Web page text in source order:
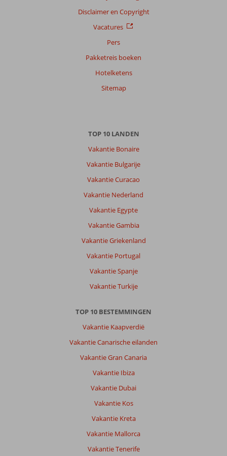
Disclaimer en Copyright
Vacatures
Pers
Pakketreis boeken
Hotelketens
Sitemap
TOP 10 LANDEN
Vakantie Bonaire
Vakantie Bulgarije
Vakantie Curacao
Vakantie Nederland
Vakantie Egypte
Vakantie Gambia
Vakantie Griekenland
Vakantie Portugal
Vakantie Spanje
Vakantie Turkije
TOP 10 BESTEMMINGEN
Vakantie Kaapverdië
Vakantie Canarische eilanden
Vakantie Gran Canaria
Vakantie Ibiza
Vakantie Dubai
Vakantie Kos
Vakantie Kreta
Vakantie Mallorca
Vakantie Tenerife